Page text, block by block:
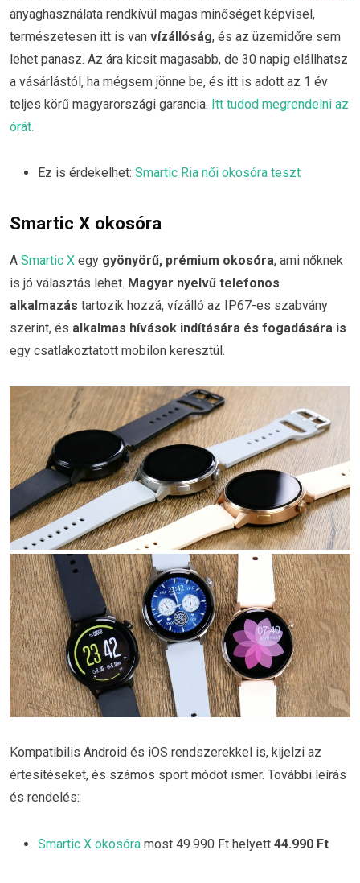
anyaghasználata rendkívül magas minőséget képvisel,
természetesen itt is van vízállóság, és az üzemidőre sem
lehet panasz. Az ára kicsit magasabb, de 30 napig elállhatsz
a vásárlástól, ha mégsem jönne be, és itt is adott az 1 év
teljes körű magyarországi garancia. Itt tudod megrendelni az
órát.
Ez is érdekelhet: Smartic Ria női okosóra teszt
Smartic X okosóra
A Smartic X egy gyönyörű, prémium okosóra, ami nőknek
is jó választás lehet. Magyar nyelvű telefonos
alkalmazás tartozik hozzá, vízálló az IP67-es szabvány
szerint, és alkalmas hívások indítására és fogadására is
egy csatlakoztatott mobilon keresztül.
Kompatibilis Android és iOS rendszerekkel is, kijelzi az
értesítéseket, és számos sport módot ismer. További leírás
és rendelés:
Smartic X okosóra most 49.990 Ft helyett 44.990 Ft